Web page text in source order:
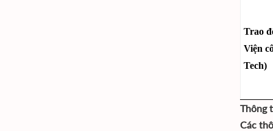
Trao
Viện
Tech)
Thông
Các